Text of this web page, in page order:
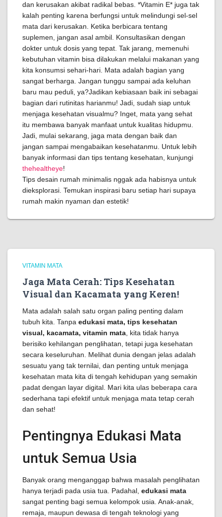
dan kerusakan akibat radikal bebas. *Vitamin E* juga tak
kalah penting karena berfungsi untuk melindungi sel-sel
mata dari kerusakan. Ketika berbicara tentang
suplemen, jangan asal ambil. Konsultasikan dengan
dokter untuk dosis yang tepat. Tak jarang, memenuhi
kebutuhan vitamin bisa dilakukan melalui makanan yang
kita konsumsi sehari-hari. Mata adalah bagian yang
sangat berharga. Jangan tunggu sampai ada keluhan
baru mau peduli, ya?Jadikan kebiasaan baik ini sebagai
bagian dari rutinitas harianmu! Jadi, sudah siap untuk
menjaga kesehatan visualmu? Inget, mata yang sehat
itu membawa banyak manfaat untuk kualitas hidupmu.
Jadi, mulai sekarang, jaga mata dengan baik dan
jangan sampai mengabaikan kesehatanmu. Untuk lebih
banyak informasi dan tips tentang kesehatan, kunjungi
thehealtheye!
Tips desain rumah minimalis nggak ada habisnya untuk
dieksplorasi. Temukan inspirasi baru setiap hari supaya
rumah makin nyaman dan estetik!
VITAMIN MATA
Jaga Mata Cerah: Tips Kesehatan
Visual dan Kacamata yang Keren!
Mata adalah salah satu organ paling penting dalam
tubuh kita. Tanpa edukasi mata, tips kesehatan
visual, kacamata, vitamin mata , kita tidak hanya
berisiko kehilangan penglihatan, tetapi juga kesehatan
secara keseluruhan. Melihat dunia dengan jelas adalah
sesuatu yang tak ternilai, dan penting untuk menjaga
kesehatan mata kita di tengah kehidupan yang semakin
padat dengan layar digital. Mari kita ulas beberapa cara
sederhana tapi efektif untuk menjaga mata tetap cerah
dan sehat!
Pentingnya Edukasi Mata
untuk Semua Usia
Banyak orang menganggap bahwa masalah penglihatan
hanya terjadi pada usia tua. Padahal, edukasi mata
sangat penting bagi semua kelompok usia. Anak-anak,
remaja, maupun dewasa di tengah teknologi yang